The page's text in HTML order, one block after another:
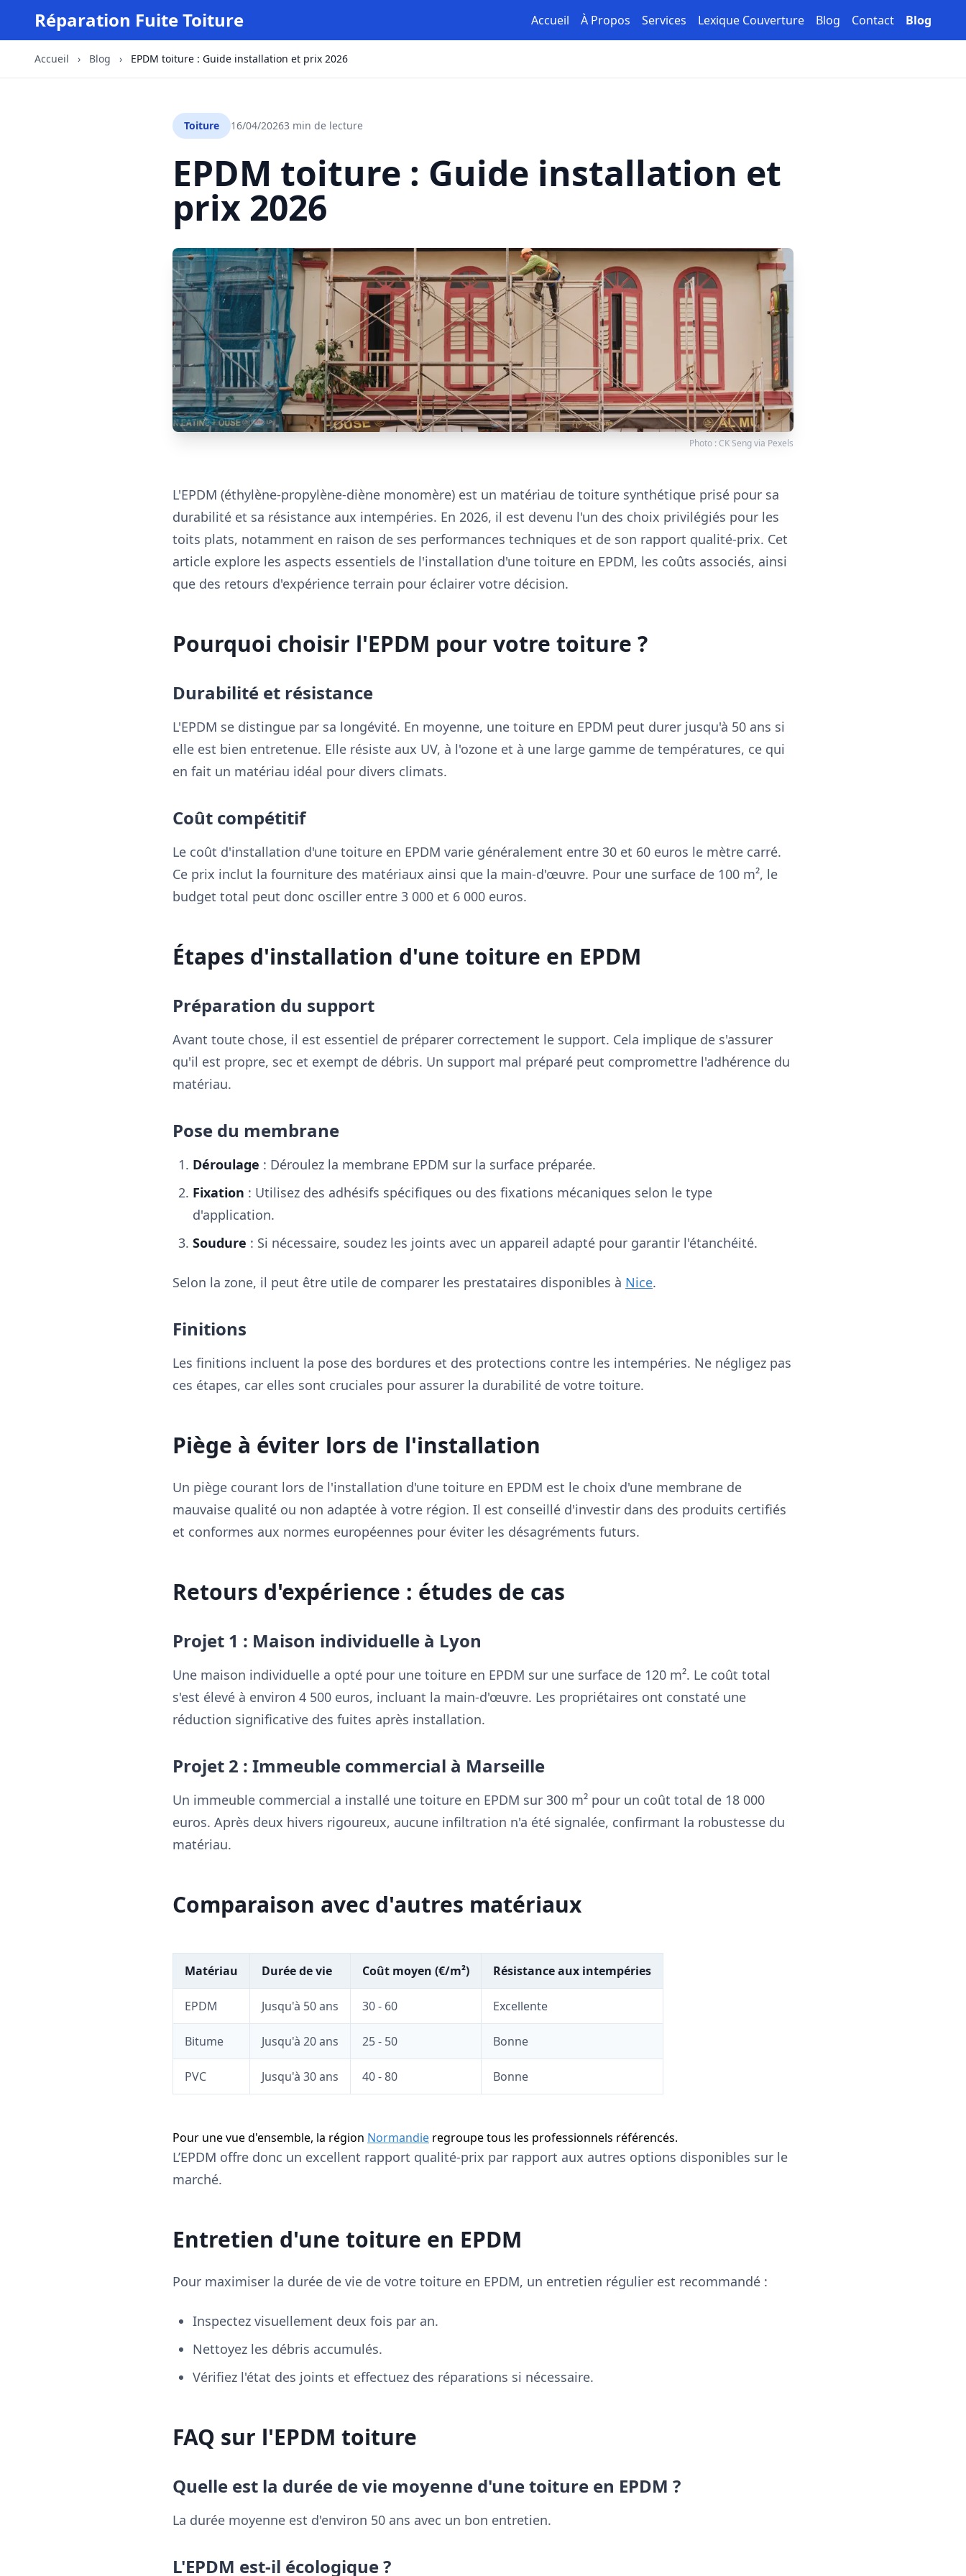
Réparation Fuite Toiture Accueil À Propos Services Lexique Couverture Blog Contact Blog
Accueil › Blog › EPDM toiture : Guide installation et prix 2026
Toiture 16/04/20263 min de lecture
EPDM toiture : Guide installation et
prix 2026
Photo :CK Sengvia Pexels
L'EPDM (éthylène-propylène-diène monomère) est un matériau de toiture synthétique prisé pour sa
durabilité et sa résistance aux intempéries. En 2026, il est devenu l'un des choix privilégiés pour les
toits plats, notamment en raison de ses performances techniques et de son rapport qualité-prix. Cet
article explore les aspects essentiels de l'installation d'une toiture en EPDM, les coûts associés, ainsi
que des retours d'expérience terrain pour éclairer votre décision.
Pourquoi choisir l'EPDM pour votre toiture ?
Durabilité et résistance
L'EPDM se distingue par sa longévité. En moyenne, une toiture en EPDM peut durer jusqu'à 50 ans si
elle est bien entretenue. Elle résiste aux UV, à l'ozone et à une large gamme de températures, ce qui
en fait un matériau idéal pour divers climats.
Coût compétitif
Le coût d'installation d'une toiture en EPDM varie généralement entre 30 et 60 euros le mètre carré.
Ce prix inclut la fourniture des matériaux ainsi que la main-d'œuvre. Pour une surface de 100 m², le
budget total peut donc osciller entre 3 000 et 6 000 euros.
Étapes d'installation d'une toiture en EPDM
Préparation du support
Avant toute chose, il est essentiel de préparer correctement le support. Cela implique de s'assurer
qu'il est propre, sec et exempt de débris. Un support mal préparé peut compromettre l'adhérence du
matériau.
Pose du membrane
Déroulage : Déroulez la membrane EPDM sur la surface préparée.
Fixation : Utilisez des adhésifs spécifiques ou des fixations mécaniques selon le type
d'application.
Soudure : Si nécessaire, soudez les joints avec un appareil adapté pour garantir l'étanchéité.
Selon la zone, il peut être utile de comparer les prestataires disponibles à Nice.
Finitions
Les finitions incluent la pose des bordures et des protections contre les intempéries. Ne négligez pas
ces étapes, car elles sont cruciales pour assurer la durabilité de votre toiture.
Piège à éviter lors de l'installation
Un piège courant lors de l'installation d'une toiture en EPDM est le choix d'une membrane de
mauvaise qualité ou non adaptée à votre région. Il est conseillé d'investir dans des produits certifiés
et conformes aux normes européennes pour éviter les désagréments futurs.
Retours d'expérience : études de cas
Projet 1 : Maison individuelle à Lyon
Une maison individuelle a opté pour une toiture en EPDM sur une surface de 120 m². Le coût total
s'est élevé à environ 4 500 euros, incluant la main-d'œuvre. Les propriétaires ont constaté une
réduction significative des fuites après installation.
Projet 2 : Immeuble commercial à Marseille
Un immeuble commercial a installé une toiture en EPDM sur 300 m² pour un coût total de 18 000
euros. Après deux hivers rigoureux, aucune infiltration n'a été signalée, confirmant la robustesse du
matériau.
Comparaison avec d'autres matériaux
Matériau Durée de vie Coût moyen (€/m²) Résistance aux intempéries
EPDM Jusqu'à 50 ans 30 - 60 Excellente
Bitume Jusqu'à 20 ans 25 - 50 Bonne
PVC Jusqu'à 30 ans 40 - 80 Bonne
Pour une vue d'ensemble, la région Normandie regroupe tous les professionnels référencés.
L’EPDM offre donc un excellent rapport qualité-prix par rapport aux autres options disponibles sur le
marché.
Entretien d'une toiture en EPDM
Pour maximiser la durée de vie de votre toiture en EPDM, un entretien régulier est recommandé :
Inspectez visuellement deux fois par an.
Nettoyez les débris accumulés.
Vérifiez l'état des joints et effectuez des réparations si nécessaire.
FAQ sur l'EPDM toiture
Quelle est la durée de vie moyenne d'une toiture en EPDM ?
La durée moyenne est d'environ 50 ans avec un bon entretien.
L'EPDM est-il écologique ?